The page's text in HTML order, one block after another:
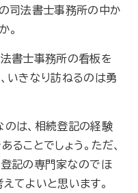
司法書士事務所の中か
。
書士事務所の看板を
いきなり訪ねるのは勇
は、相続登記の経験
ことでしょう。ただ、
記の専門家なのでほ
てよいと思います。